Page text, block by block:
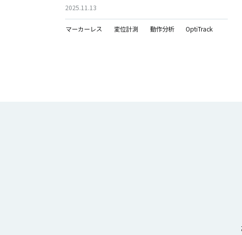
2025.11.13
マーカーレス 変位計測 動作分析 OptiTrack